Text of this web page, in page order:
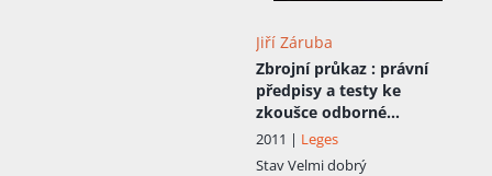
Jiří Záruba
Zbrojní průkaz : právní
předpisy a testy ke
zkoušce odborné
způsobilosti : právní stav
ke dni 1.5.2011
2011 | Leges
StavVelmi dobrý